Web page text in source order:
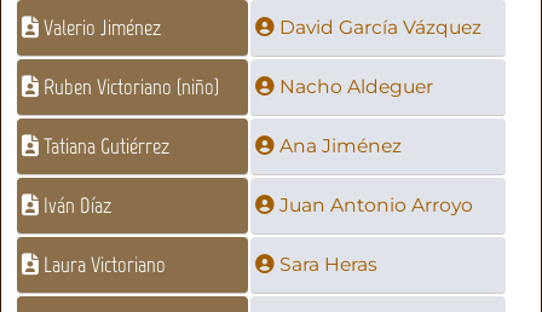
Valerio Jiménez David García Vázquez
Ruben Victoriano (niño) Nacho Aldeguer
Tatiana Gutiérrez Ana Jiménez
Iván Díaz Juan Antonio Arroyo
Laura Victoriano Sara Heras